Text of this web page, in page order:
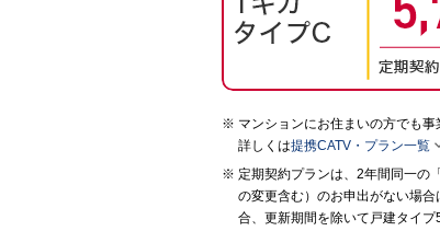
マンションにお住まいの方でも
詳しくは提携CATV・プラン一覧
定期契約プランは、2年間同一の
の変更含む）のお申出がない場
合、更新期間を除いて戸建タイ